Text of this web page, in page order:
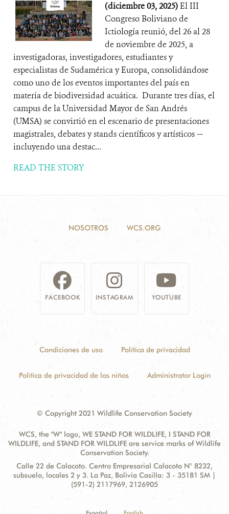
(diciembre 03, 2025)El III
Congreso Boliviano de
Ictiología reunió, del 26 al 28
de noviembre de 2025, a
investigadoras, investigadores, estudiantes y
especialistas de Sudamérica y Europa, consolidándose
como uno de los eventos importantes del país en
materia de biodiversidad acuática. Durante tres días, el
campus de la Universidad Mayor de San Andrés
(UMSA) se convirtió en el escenario de presentaciones
magistrales, debates y stands científicos y artísticos —
incluyendo una destac...
READ THE STORY
NOSOTROS WCS.ORG
FACEBOOK INSTAGRAM YOUTUBE
Condiciones de uso Política de privacidad
Política de privacidad de los niños Administrator Login
© Copyright 2021 Wildlife Conservation Society
WCS, the "W" logo, WE STAND FOR WILDLIFE, I STAND FOR
WILDLIFE, and STAND FOR WILDLIFE are service marks of Wildlife
Conservation Society.
Contact
Information
Address:
Calle 22 de Calacoto. Centro Empresarial Calacoto N° 8232,
subsuelo, locales 2 y 3. La Paz, Bolivia Casilla: 3 - 35181 SM |
(591-2) 2117969, 2126905